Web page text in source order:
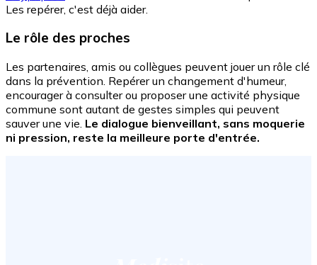
Les repérer, c'est déjà aider.
Le rôle des proches
Les partenaires, amis ou collègues peuvent jouer un rôle clé
dans la prévention. Repérer un changement d'humeur,
encourager à consulter ou proposer une activité physique
commune sont autant de gestes simples qui peuvent
sauver une vie. Le dialogue bienveillant, sans moquerie
ni pression, reste la meilleure porte d'entrée.